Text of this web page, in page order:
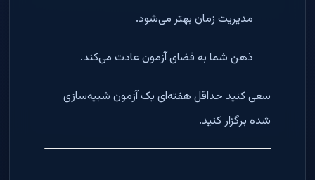
مدیریت زمان بهتر می‌شود.
ذهن شما به فضای آزمون عادت می‌کند.
سعی کنید حداقل هفته‌ای یک آزمون شبیه‌سازی
شده برگزار کنید.